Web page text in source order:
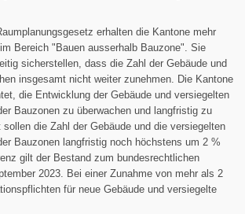
erhalten die Kantone mehr
Bereich "Bauen ausserhalb Bauzone". Sie
sicherstellen, dass die Zahl der Gebäude und
insgesamt nicht weiter zunehmen. Die Kantone
die Entwicklung der Gebäude und versiegelten
Bauzonen zu überwachen und langfristig zu
die Zahl der Gebäude und die versiegelten
Bauzonen langfristig noch höchstens um 2 %
gilt der Bestand zum bundesrechtlichen
2023. Bei einer Zunahme von mehr als 2
für neue Gebäude und versiegelte